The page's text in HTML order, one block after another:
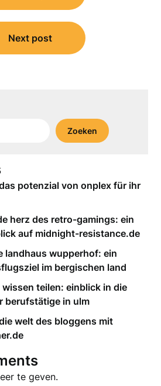
Next post
Zoeken
potenzial von onplex für ihr
herz des retro-gamings: ein
auf midnight-resistance.de
landhaus wupperhof: ein
im bergischen land
teilen: einblick in die
berufstätige in ulm
welt des bloggens mit
te geven.